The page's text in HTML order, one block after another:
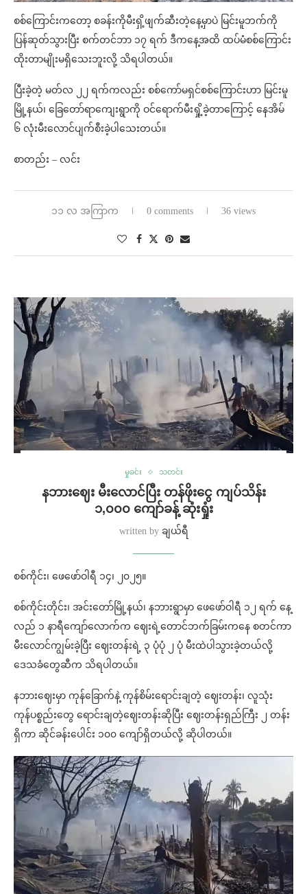
စစ်ကြောင်းကတော့ စခန်းကိုမီးရှိ့ဖျက်ဆီးတဲ့နေ့မှာပဲ မြင်းမူဘက်ကို
ပြန်ဆုတ်သွားပြီး စက်တင်ဘာ ၁၇ ရက် ဒီကနေ့အထိ ထပ်မံစစ်ကြောင်း
ထိုးတာမျိုးမရှိသေးဘူးလို့ သိရပါတယ်။
ပြီးခဲ့တဲ့ မတ်လ ၂၂ ရက်ကလည်း စစ်ကော်မရှင်စစ်ကြောင်းဟာ မြင်းမူ
မြို့နယ်၊ ခြေတော်ရာကျေးရွာကို ဝင်ရောက်မီးရှို့ခဲ့တာကြောင့် နေအိမ်
၆ လုံးမီးလောင်ပျက်စီးခဲ့ပါသေးတယ်။
စာတည်း – လင်း
၁၁ လ အကြာက 0 comments 36 views
မှုခင်း သတင်း
နဘားဈေး မီးလောင်ပြီး တန်ဖိုးငွေ ကျပ်သိန်း
၁,၀၀၀ ကျော်ခန့် ဆုံးရှုံး
written by ချယ်ရီ
စစ်ကိုင်း၊ ဖေဖော်ဝါရီ ၁၄၊ ၂၀၂၅။
စစ်ကိုင်းတိုင်း၊ အင်းတော်မြို့နယ်၊ နဘားရွာမှာ ဖေဖော်ဝါရီ ၁၂ ရက် နေ့
လည် ၁ နာရီကျော်လောက်က ဈေးရဲ့တောင်ဘက်ခြမ်းကနေ စတင်ကာ
မီးလောင်ကျွမ်းခဲ့ပြီး ဈေးတန်းရဲ့ ၃ ပုံပုံ ၂ ပုံ မီးထဲပါသွားခဲ့တယ်လို့
ဒေသခံတွေဆီက သိရပါတယ်။
နဘားဈေးမှာ ကုန်ခြောက်နဲ့ ကုန်စိမ်းရောင်းချတဲ့ ဈေးတန်း၊ လူသုံး
ကုန်ပစ္စည်းတွေ ရောင်းချတဲ့ဈေးတန်းဆိုပြီး ဈေးတန်းရှည်ကြီး ၂ တန်း
ရှိကာ ဆိုင်ခန်းပေါင်း ၁၀၀ ကျော်ရှိတယ်လို့ ဆိုပါတယ်။